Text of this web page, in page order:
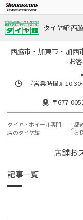
タイヤ館 西
西脇市・加東市・加西
お
『営業時間』
〒677-
タイヤ・ホイール専門
店のタイヤ館
都
ら
店舗お
記事一覧